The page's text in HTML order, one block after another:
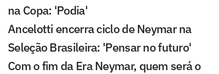
na Copa: 'Podia'
Ancelotti encerra ciclo de Neymar na
Seleção Brasileira: 'Pensar no futuro'
Com o fim da Era Neymar, quem será o